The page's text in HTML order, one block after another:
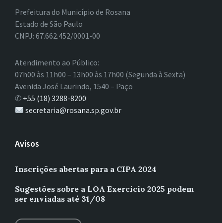
Prefeitura do Município de Rosana
Estado de São Paulo
CNPJ: 67.662.452/0001-00
Atendimento ao Público:
07h00 às 11h00 – 13h00 às 17h00 (Segunda à Sexta)
Avenida José Laurindo, 1540 – Paço
✆ +55 (18) 3288-8200
secretaria@rosana.sp.gov.br
Avisos
Inscrições abertas para a CIPA 2024
Sugestões sobre a LOA Exercício 2025 podem
ser enviadas até 31/08